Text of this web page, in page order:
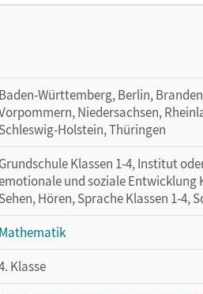
Baden-Württemberg, Berlin,
Niedersachsen,
Schleswig-Holstein, Thüringen
Grundschule Klassen 1-4, Institut
und soziale Entwicklung
Sehen, Hören, Sprache Klassen 1-4,
Mathematik
Klasse